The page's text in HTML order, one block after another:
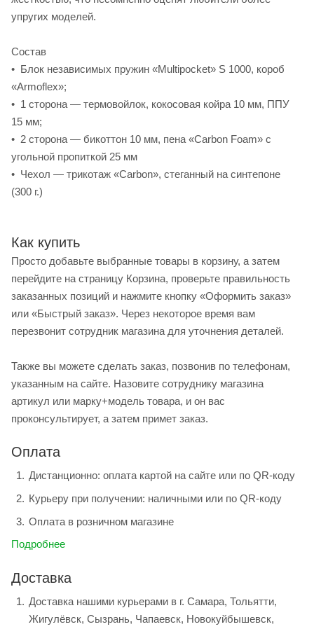
упругих моделей.
Состав
• Блок независимых пружин «Multipocket» S 1000, короб
«Armoflex»;
• 1 сторона — термовойлок, кокосовая койра 10 мм, ППУ
15 мм;
• 2 сторона — бикоттон 10 мм, пена «Carbon Foam» c
угольной пропиткой 25 мм
• Чехол — трикотаж «Carbon», стеганный на синтепоне
(300 г.)
Как купить
Просто добавьте выбранные товары в корзину, а затем
перейдите на страницу Корзина, проверьте правильность
заказанных позиций и нажмите кнопку «Оформить заказ»
или «Быстрый заказ». Через некоторое время вам
перезвонит сотрудник магазина для уточнения деталей.
Также вы можете сделать заказ, позвонив по телефонам,
указанным на сайте. Назовите сотруднику магазина
артикул или марку+модель товара, и он вас
проконсультирует, а затем примет заказ.
Оплата
Дистанционно: оплата картой на сайте или по QR-коду
Курьеру при получении: наличными или по QR-коду
Оплата в розничном магазине
Подробнее
Доставка
Доставка нашими курьерами в г. Самара, Тольятти,
Жигулёвск, Сызрань, Чапаевск, Новокуйбышевск,